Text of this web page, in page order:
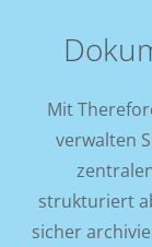
Mit
verwalten
strukturiert
sicher